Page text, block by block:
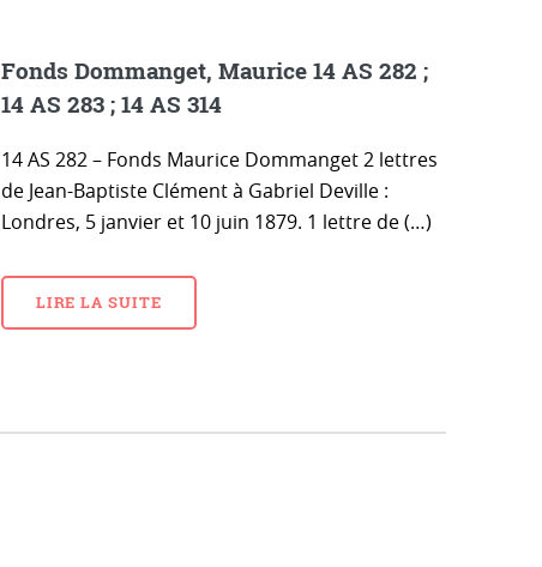
Fonds Dommanget, Maurice 14 AS 282 ;
14 AS 283 ; 14 AS 314
14 AS 282 – Fonds Maurice Dommanget 2 lettres
de Jean-Baptiste Clément à Gabriel Deville :
Londres, 5 janvier et 10 juin 1879. 1 lettre de (…)
LIRE LA SUITE